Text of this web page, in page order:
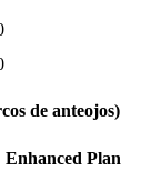
de anteojos)
Enhanced Plan